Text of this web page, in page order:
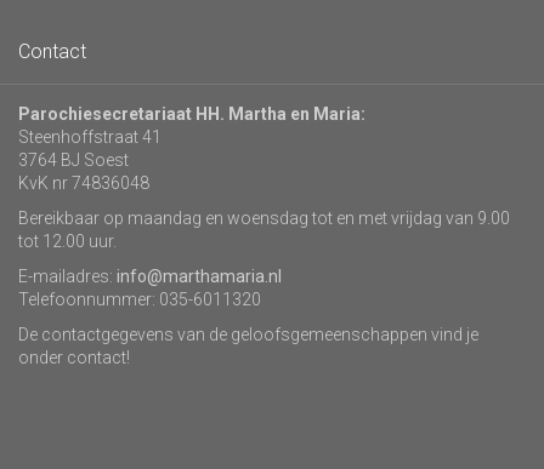
Contact
Parochiesecretariaat HH. Martha en Maria:
Steenhoffstraat 41
3764 BJ Soest
KvK nr 74836048
Bereikbaar op maandag en woensdag tot en met vrijdag van 9.00
tot 12.00 uur.
E-mailadres: info@marthamaria.nl
Telefoonnummer: 035-6011320
De contactgegevens van de geloofsgemeenschappen vind je
onder contact!